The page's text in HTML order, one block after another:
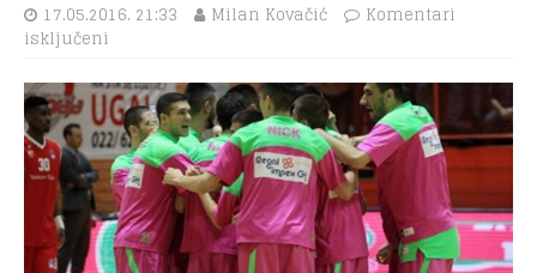
17.05.2016. 21:33 Milan Kovačić
Komentari
isključeni